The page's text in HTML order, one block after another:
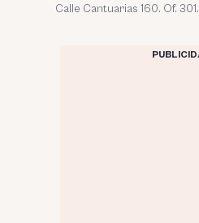
Calle Cantuarias 160. Of.